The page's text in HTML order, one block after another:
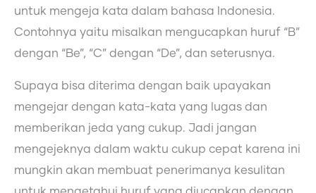
untuk mengeja kata dalam bahasa Indonesia.
Contohnya yaitu misalkan mengucapkan huruf “B”
dengan “Be”, “C” dengan “De”, dan seterusnya.
Supaya bisa diterima dengan baik upayakan
mengejar dengan kata-kata yang lugas dan
memberikan jeda yang cukup. Jadi jangan
mengejeknya dalam waktu cukup cepat karena ini
mungkin akan membuat penerimanya kesulitan